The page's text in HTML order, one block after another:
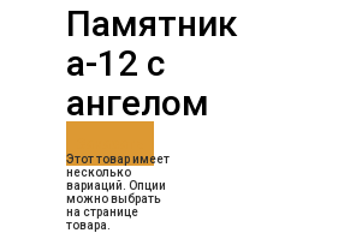
Памятник
а-12 с
ангелом
Этот товар имеет
несколько
вариаций. Опции
можно выбрать
на странице
товара.